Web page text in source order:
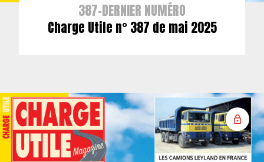
387-DERNIER NUMÉRO
Charge Utile n° 387 de mai 2025